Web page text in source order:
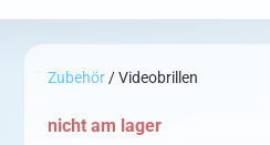
Zubehör/ Videobrillen
nicht am lager